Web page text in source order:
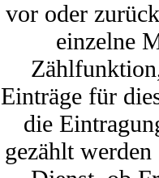
vor oder
einzelne
Einträge für
die
gezählt